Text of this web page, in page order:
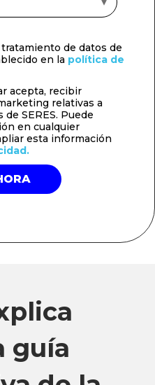
de datos de
en la política de
acepta, recibir
relativas a
SERES. Puede
en cualquier
esta información
guía